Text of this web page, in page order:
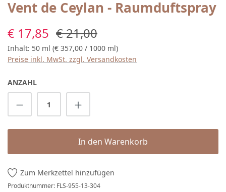
Vent de Ceylan - Raumduftspray
Verkaufspreis:
€ 17,85 Regulärer Preis:
€ 21,00
Inhalt: 50 ml (€ 357,00 / 1000 ml)
Preise inkl. MwSt. zzgl. Versandkosten
ANZAHL
Produkt Anzahl: Gib den gewünschten
In den Warenkorb
Zum Merkzettel hinzufügen
Produktnummer: FLS-955-13-304